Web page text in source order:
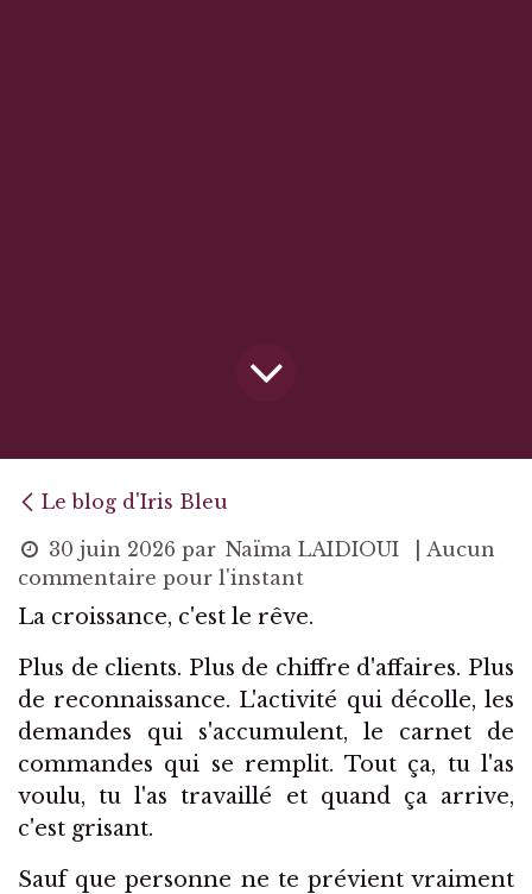
Le blog d'Iris Bleu
30 juin 2026 par Naïma LAIDIOUI
| Aucun
commentaire pour l'instant
La croissance, c'est le rêve.
Plus de clients. Plus de chiffre d'affaires. Plus
de reconnaissance. L'activité qui décolle, les
demandes qui s'accumulent, le carnet de
commandes qui se remplit. Tout ça, tu l'as
voulu, tu l'as travaillé et quand ça arrive,
c'est grisant.
Sauf que personne ne te prévient vraiment